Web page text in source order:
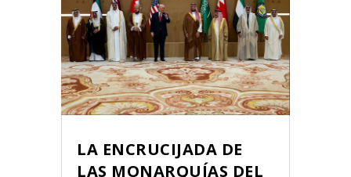
LA ENCRUCIJADA DE
LAS MONARQUÍAS DEL